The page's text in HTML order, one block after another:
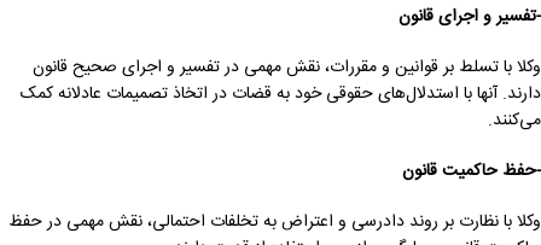
-تفسیر و اجرای قانون
وکلا با تسلط بر قوانین و مقررات، نقش مهمی در تفسیر و اجرای صحیح قانون
دارند. آنها با استدلال‌های حقوقی خود به قضات در اتخاذ تصمیمات عادلانه کمک
می‌کنند.
-حفظ حاکمیت قانون
وکلا با نظارت بر روند دادرسی و اعتراض به تخلفات احتمالی، نقش مهمی در حفظ